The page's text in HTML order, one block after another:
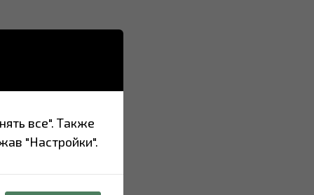
все". Также
"Настройки".